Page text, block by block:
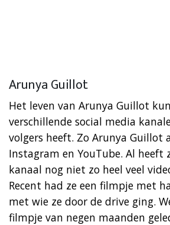
Arunya Guillot
Het leven van Arunya Guillot
verschillende social media
volgers heeft. Zo Arunya Guillot
Instagram en YouTube. Al heeft
kanaal nog niet zo heel veel
Recent had ze een filmpje met
met wie ze door de drive ging.
filmpje van negen maanden